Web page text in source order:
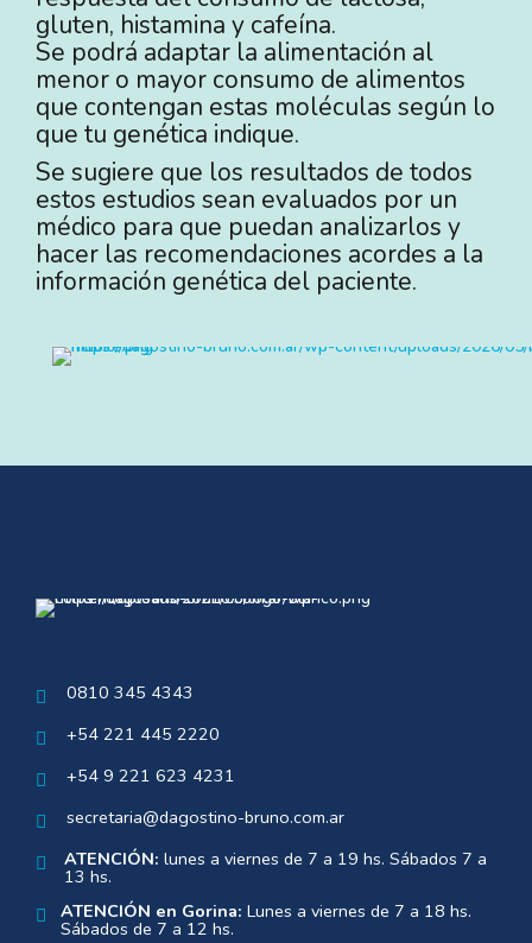
gluten, histamina y cafeína.
Se podrá adaptar la alimentación al
menor o mayor consumo de alimentos
que contengan estas moléculas según lo
que tu genética indique.
Se sugiere que los resultados de todos
estos estudios sean evaluados por un
médico para que puedan analizarlos y
hacer las recomendaciones acordes a la
información genética del paciente.
0810 345 4343
+54 221 445 2220
+54 9 221 623 4231
secretaria@dagostino-bruno.com.ar
ATENCIÓN: lunes a viernes de 7 a 19 hs. Sábados 7 a
13 hs.
ATENCIÓN en Gorina: Lunes a viernes de 7 a 18 hs.
Sábados de 7 a 12 hs.